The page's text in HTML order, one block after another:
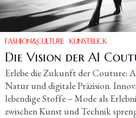
FASHION&CULTURE · KUNSTBLICK
Die Vision der AI
Erlebe die Zukunft der Couture:
Natur und digitale Präzision.
lebendige Stoffe – Mode als
zwischen Kunst und Technik